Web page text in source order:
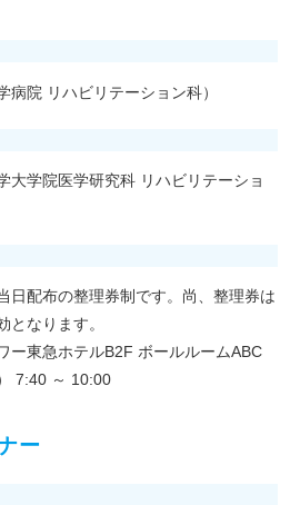
院 リハビリテーション科）
学院医学研究科 リハビリテーショ
日配布の整理券制です。尚、整理券は
となります。
ー東急ホテルB2F ボールルームABC
7:40 ～ 10:00
ー